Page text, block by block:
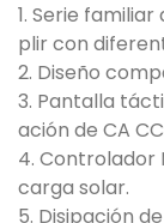
1. Serie
plir con
2. Diseño
3. Pantalla
ación de CA
4. Controlador
carga solar.
5. Disipación